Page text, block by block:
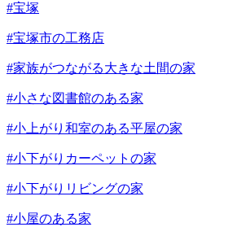
#宝塚
#宝塚市の工務店
#家族がつながる大きな土間の家
#小さな図書館のある家
#小上がり和室のある平屋の家
#小下がりカーペットの家
#小下がりリビングの家
#小屋のある家